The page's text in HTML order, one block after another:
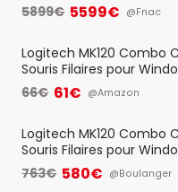
5899€ 5599€ @Fnac
Logitech MK120 Combo
Souris Filaires pour
Optique Filaire,
And Play, Confortable,
QWERTY UK - Noir
66€ 61€ @Amazon
Logitech MK120 Combo
Souris Filaires pour
Optique Filaire,
And Play, Confortable,
763€ 580€ @Boulanger